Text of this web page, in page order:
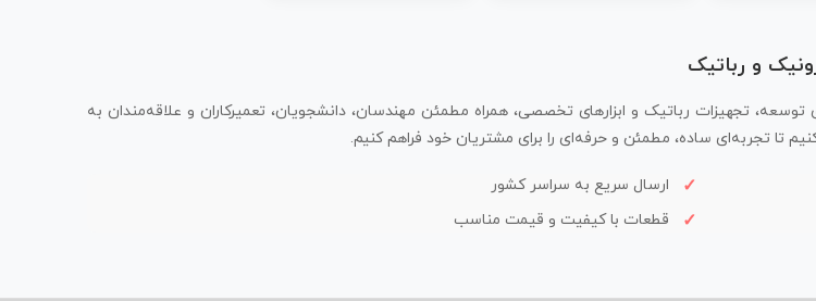
و رباتیک
توسعه، تجهیزات رباتیک و ابزارهای تخصصی، همراه مطمئن مهندسان، دانشجویان، تعمیرکاران و علاقه‌مندان به
تجربه‌ای ساده، مطمئن و حرفه‌ای را برای مشتریان خود فراهم کنیم.
ارسال سریع به سراسر کشور
قطعات با کیفیت و قیمت مناسب